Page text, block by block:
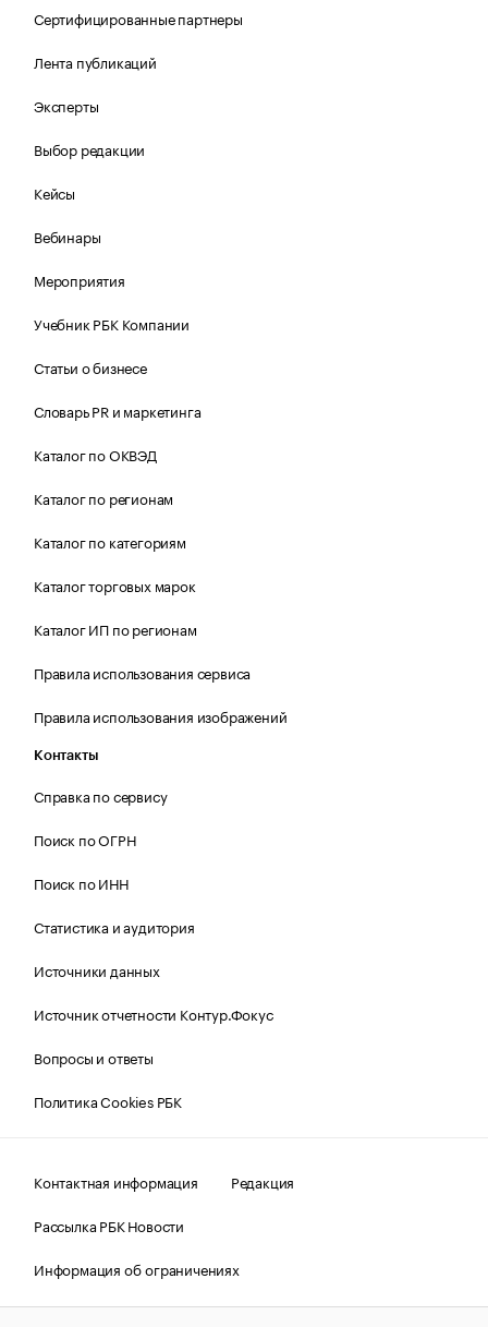
Сертифицированные партнеры
Лента публикаций
Эксперты
Выбор редакции
Кейсы
Вебинары
Мероприятия
Учебник РБК Компании
Статьи о бизнесе
Словарь PR и маркетинга
Каталог по ОКВЭД
Каталог по регионам
Каталог по категориям
Каталог торговых марок
Каталог ИП по регионам
Правила использования сервиса
Правила использования изображений
Контакты
Справка по сервису
Поиск по ОГРН
Поиск по ИНН
Статистика и аудитория
Источники данных
Источник отчетности Контур.Фокус
Вопросы и ответы
Политика Cookies РБК
Контактная информация
Редакция
Рассылка РБК Новости
Информация об ограничениях
Правовая информация
О соблюдении авторских прав